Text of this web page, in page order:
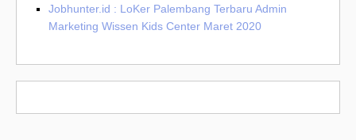
Jobhunter.id : LoKer Palembang Terbaru Admin
Marketing Wissen Kids Center Maret 2020